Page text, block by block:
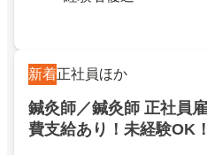
新着正社員ほか
鍼灸師／鍼灸師 正社員
費支給あり！未経験OK！